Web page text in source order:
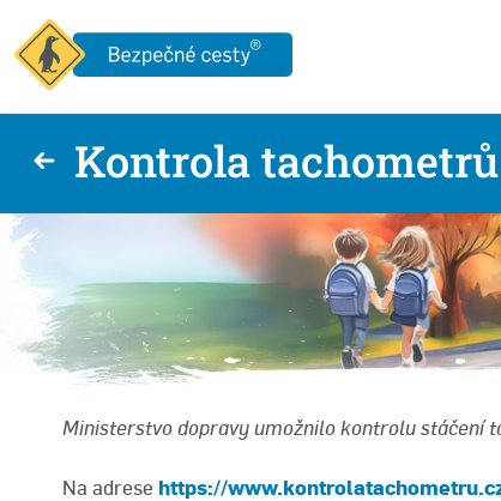
Kontrola
Ministerstvo dopravy umožnilo kontrolu stáčení
Na adrese https://